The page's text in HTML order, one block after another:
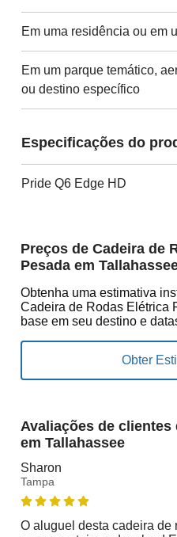
Em uma residência ou em
Em um parque temático,
ou destino específico
Especificações do
Pride Q6 Edge HD
Preços de Cadeira de
Pesada em
Obtenha uma estimativa
Cadeira de Rodas Elétrica
base em seu destino e
Avaliações de clientes
em Tallahassee
Sharon
Tampa
O aluguel desta cadeira de